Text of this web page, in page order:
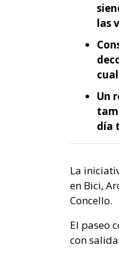
las
Un
día
La
en Bici,
Concello.
El paseo
con